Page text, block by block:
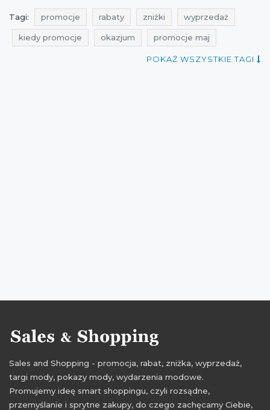
Tagi: promocje rabaty zniżki wyprzedaż
kiedy promocje okazjum promocje maj
wyprzedaż maj
POKAŻ WSZYSTKIE TAGI
Sales and Shopping - promocja, rabat, zniżka, wyprzedaż,
targi mody, pokazy mody, wydarzenia modowe.
Promujemy ideę smart shoppingu, czyli rozsądne,
przemyślanie i sprytne zakupy, do czego zachęcamy Ciebie,